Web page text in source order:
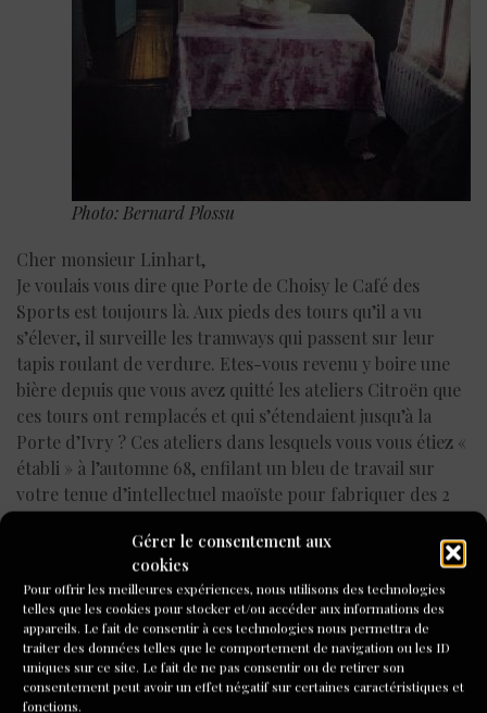
Gérer le consentement aux
cookies
Pour offrir les meilleures expériences, nous utilisons des technologies
telles que les cookies pour stocker et/ou accéder aux informations des
appareils. Le fait de consentir à ces technologies nous permettra de
traiter des données telles que le comportement de navigation ou les ID
uniques sur ce site. Le fait de ne pas consentir ou de retirer son
consentement peut avoir un effet négatif sur certaines caractéristiques et
fonctions.
Photo: Bernard Plossu
Cher monsieur Linhart,
Je voulais vous dire que Porte de Choisy le Café des
Sports est toujours là. Aux pieds des tours qu’il a vu
s’élever, il surveille les tramways qui passent sur leur
tapis roulant de verdure. Etes-vous revenu y boire une
bière depuis que vous avez quitté les ateliers Citroën que
ces tours ont remplacés et qui s’étendaient jusqu’à la
Porte d’Ivry ? Ces ateliers dans lesquels vous vous étiez «
établi » à l’automne 68, enfilant un bleu de travail sur
votre tenue d’intellectuel maoïste pour fabriquer des 2
CV ? Vous étiez décidé alors à changer les choses de
l’intérieur, à défendre l’ouvrier en endurant son
Vous trouveriez le quartier bien changé s’il vous prenait
l’envie de revenir. On a démoli les usines Citroën au
milieu des années 70. Les ouvriers ont disparu et le sous-
sol du Café des Sports n’abrite plus aucune réunion de
travailleurs en lutte. Désormais les habitués rivent leurs